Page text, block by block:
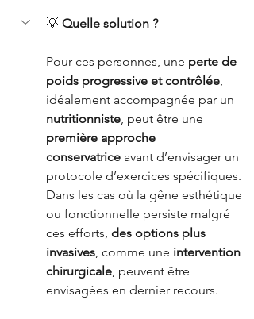
💡 Quelle solution ?
Pour ces personnes, une perte de
poids progressive et contrôlée,
idéalement accompagnée par un
nutritionniste, peut être une
première approche
conservatrice avant d’envisager un
protocole d’exercices spécifiques.
Dans les cas où la gêne esthétique
ou fonctionnelle persiste malgré
ces efforts, des options plus
invasives, comme une intervention
chirurgicale, peuvent être
envisagées en dernier recours.